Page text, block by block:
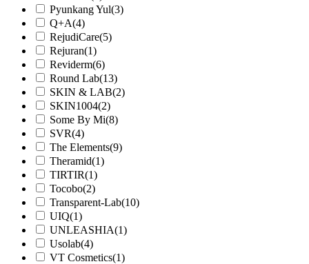
Pyunkang Yul(3)
Q+A(4)
RejudiCare(5)
Rejuran(1)
Reviderm(6)
Round Lab(13)
SKIN & LAB(2)
SKIN1004(2)
Some By Mi(8)
SVR(4)
The Elements(9)
Theramid(1)
TIRTIR(1)
Tocobo(2)
Transparent-Lab(10)
UIQ(1)
UNLEASHIA(1)
Usolab(4)
VT Cosmetics(1)